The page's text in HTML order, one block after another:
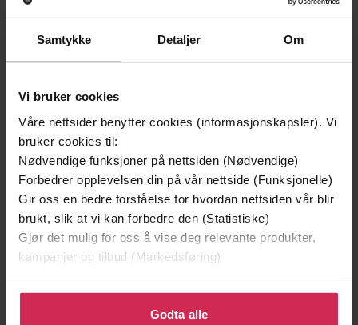
Samtykke Detaljer Om
Vi bruker cookies
Våre nettsider benytter cookies (informasjonskapsler). Vi
bruker cookies til:
Nødvendige funksjoner på nettsiden (Nødvendige)
Forbedrer opplevelsen din på vår nettside (Funksjonelle)
Gir oss en bedre forståelse for hvordan nettsiden vår blir
brukt, slik at vi kan forbedre den (Statistiske)
Gjør det mulig for oss å vise deg relevante produkter,
kampanjer og tilbud (Markedsføring)
Klikk på «Godta alle» for å gi oss ditt samtykke til å
bruke cookies for alle disse formålene. Du kan også
Godta alle
199,-
Minnesota
Jo Nesbø
EBOK
349,-
Utskudd
Jørn Lier Horst